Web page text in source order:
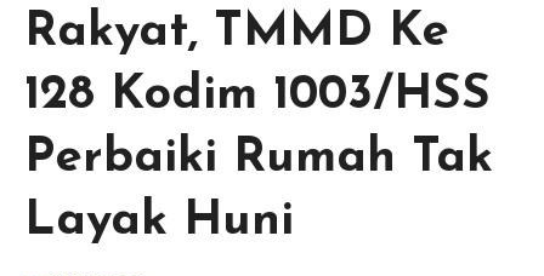
Rakyat, TMMD Ke
128 Kodim 1003/HSS
Perbaiki Rumah Tak
Layak Huni